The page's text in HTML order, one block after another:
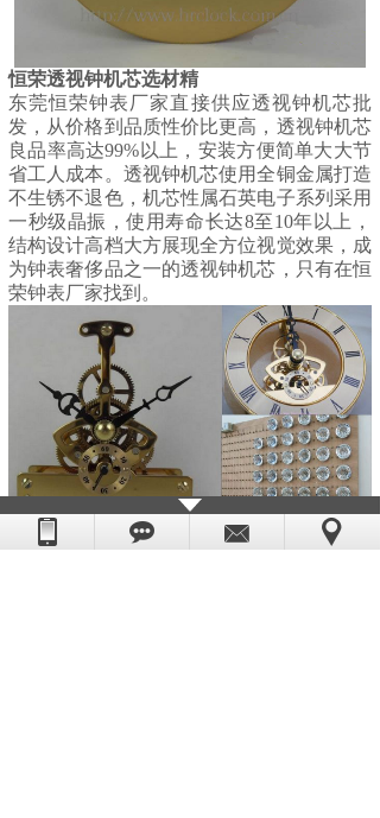
恒荣透视钟机芯选材精
东莞恒荣钟表厂家直接供应透视钟机芯批
发，从价格到品质性价比更高，透视钟机芯
良品率高达99%以上，安装方便简单大大节
省工人成本。透视钟机芯使用全铜金属打造
不生锈不退色，机芯性属石英电子系列采用
一秒级晶振，使用寿命长达8至10年以上，
结构设计高档大方展现全方位视觉效果，成
为钟表奢侈品之一的透视钟机芯，只有在恒
荣钟表厂家找到。